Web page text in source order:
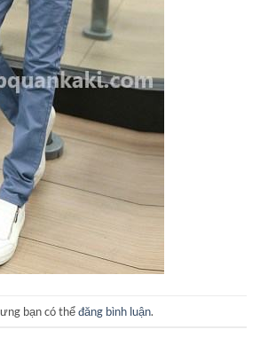
bạn có thểđăng bình luận.